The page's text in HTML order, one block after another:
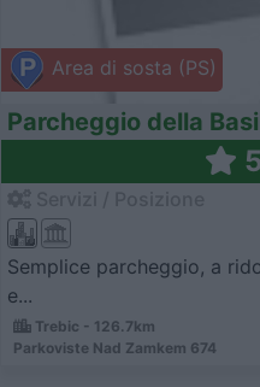
Area di sosta (PS)
Parcheggio della
5
Semplice parcheggio, a
e...
Trebic - 126.7km
Parkoviste Nad Zamkem 674